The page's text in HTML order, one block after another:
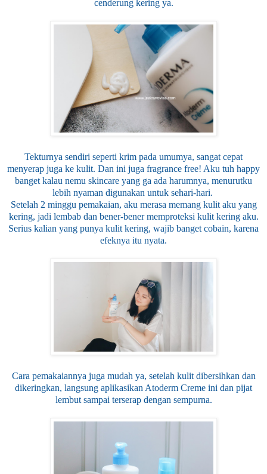
cenderung kering ya.
Tekturnya sendiri seperti krim pada umumya, sangat cepat
menyerap juga ke kulit. Dan ini juga fragrance free! Aku tuh happy
banget kalau nemu skincare yang ga ada harumnya, menurutku
lebih nyaman digunakan untuk sehari-hari.
Setelah 2 minggu pemakaian, aku merasa memang kulit aku yang
kering, jadi lembab dan bener-bener memproteksi kulit kering aku.
Serius kalian yang punya kulit kering, wajib banget cobain, karena
efeknya itu nyata.
Cara pemakaiannya juga mudah ya, setelah kulit dibersihkan dan
dikeringkan, langsung aplikasikan Atoderm Creme ini dan pijat
lembut sampai terserap dengan sempurna.